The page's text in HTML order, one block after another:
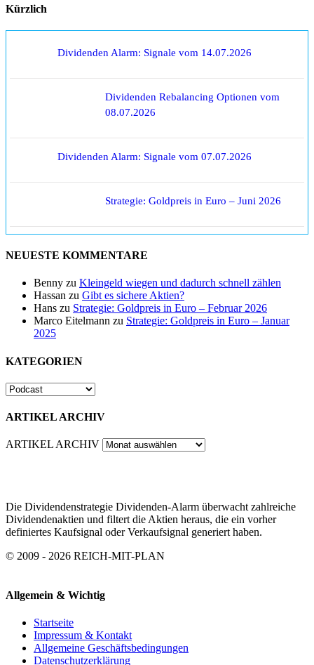
Kürzlich
Dividenden Alarm: Signale vom 14.07.2026
Dividenden Rebalancing Optionen vom
08.07.2026
Dividenden Alarm: Signale vom 07.07.2026
Strategie: Goldpreis in Euro – Juni 2026
NEUESTE KOMMENTARE
Benny zu Kleingeld wiegen und dadurch schnell zählen
Hassan zu Gibt es sichere Aktien?
Hans zu Strategie: Goldpreis in Euro – Februar 2026
Marco Eitelmann zu Strategie: Goldpreis in Euro – Januar
2025
KATEGORIEN
ARTIKEL ARCHIV
ARTIKEL ARCHIV
Die Dividendenstrategie Dividenden-Alarm überwacht zahlreiche
Dividendenaktien und filtert die Aktien heraus, die ein vorher
definiertes Kaufsignal oder Verkaufsignal generiert haben.
© 2009 - 2026 REICH-MIT-PLAN
Allgemein & Wichtig
Startseite
Impressum & Kontakt
Allgemeine Geschäftsbedingungen
Datenschutzerklärung